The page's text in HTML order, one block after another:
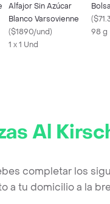
Alfajor Sin Azúcar
Blanco Varsovienne
($1890/und)
1 x 1 Und
(
98 g
Al
completar los
a tu domicilio a la